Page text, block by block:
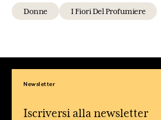
Donne I Fiori Del Profumiere
Newsletter
Iscriversi alla newsletter